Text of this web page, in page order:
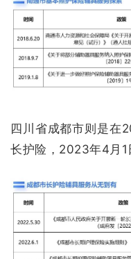
四川省成都市则是在
长护险，2023年4月1